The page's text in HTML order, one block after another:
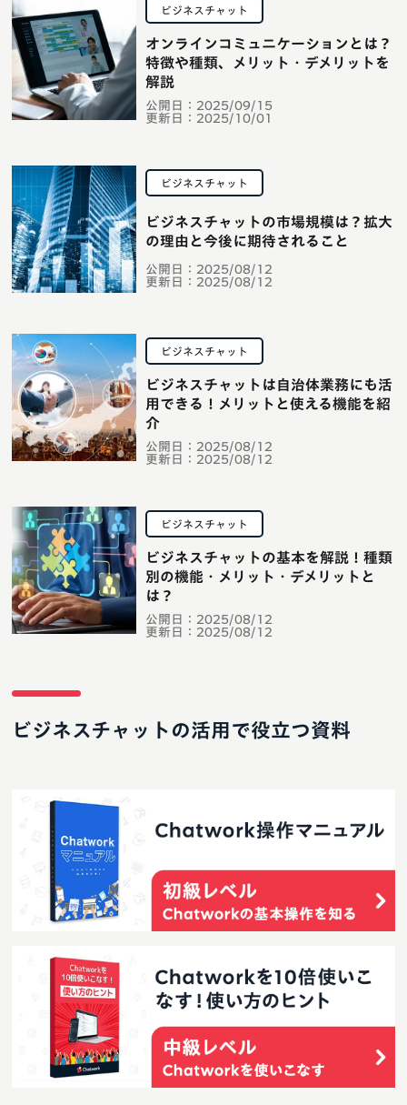
ビジネスチャット
公開日： 2025/09/15
更新日： 2025/10/01
オンラインコミュニケーションとは？
特徴や種類、メリット・デメリットを
解説
ビジネスチャット
公開日： 2025/08/12
更新日： 2025/08/12
ビジネスチャットの市場規模は？拡大
の理由と今後に期待されること
ビジネスチャット
公開日： 2025/08/12
更新日： 2025/08/12
ビジネスチャットは自治体業務にも活
用できる！メリットと使える機能を紹
介
ビジネスチャット
公開日： 2025/08/12
更新日： 2025/08/12
ビジネスチャットの基本を解説！種類
別の機能・メリット・デメリットと
は？
ビジネスチャットの活用で役立つ資料